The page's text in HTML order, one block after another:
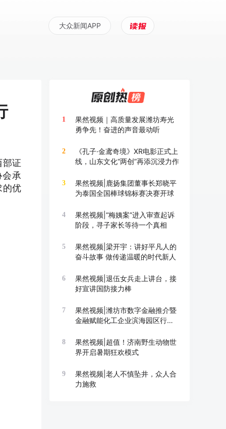
大众新闻APP
部证
承
的优
1
果然视频｜高质量发展潍坊寿光
勇争先！奋进的声音最动听
2
《孔子·金鸢奇境》XR电影正式上
线，山东文化“两创”再添沉浸力作
3
果然视频|鹿扬集团董事长郑晓平
为泰国全国棒球锦标赛决赛开球
4
果然视频|“梅姨案”进入审查起诉
阶段，寻子家长等待一个真相
5
果然视频|梁开宇：讲好平凡人的
奋斗故事 做传递温暖的时代新人
6
果然视频|退伍女兵走上讲台，接
好宣讲国防接力棒
7
果然视频|潍坊市数字金融推介暨
金融赋能化工企业滨海园区行举
8
果然视频|超值！济南野生动物世
界开启暑期狂欢模式
9
果然视频|老人不慎坠井，众人合
力施救